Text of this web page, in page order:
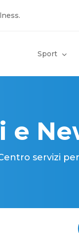
Sport
e
servizi